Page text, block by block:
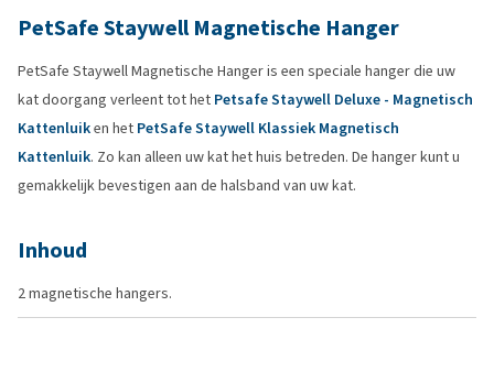
PetSafe Staywell Magnetische Hanger
PetSafe Staywell Magnetische Hanger is een speciale hanger die uw
kat doorgang verleent tot het Petsafe Staywell Deluxe - Magnetisch
Kattenluiken het PetSafe Staywell Klassiek Magnetisch
Kattenluik. Zo kan alleen uw kat het huis betreden. De hanger kunt u
gemakkelijk bevestigen aan de halsband van uw kat.
Inhoud
2 magnetische hangers.